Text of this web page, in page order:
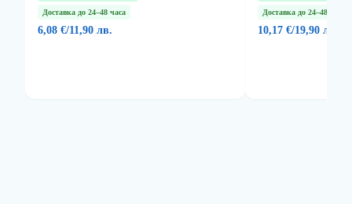
Доставка до 24–48 часа
6,08 €/11,90 лв.
Доставка до 24–48 часа
10,17 €/19,90 лв.